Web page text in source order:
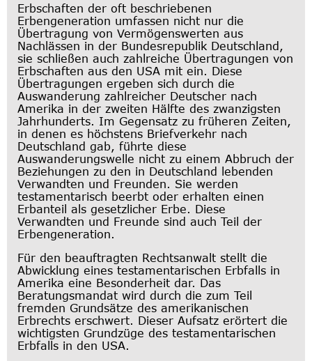
Erbschaften der oft beschriebenen
Erbengeneration umfassen nicht nur die
Übertragung von Vermögenswerten aus
Nachlässen in der Bundesrepublik Deutschland,
sie schließen auch zahlreiche Übertragungen von
Erbschaften aus den USA mit ein. Diese
Übertragungen ergeben sich durch die
Auswanderung zahlreicher Deutscher nach
Amerika in der zweiten Hälfte des zwanzigsten
Jahrhunderts. Im Gegensatz zu früheren Zeiten,
in denen es höchstens Briefverkehr nach
Deutschland gab, führte diese
Auswanderungswelle nicht zu einem Abbruch der
Beziehungen zu den in Deutschland lebenden
Verwandten und Freunden. Sie werden
testamentarisch beerbt oder erhalten einen
Erbanteil als gesetzlicher Erbe. Diese
Verwandten und Freunde sind auch Teil der
Erbengeneration.
Für den beauftragten Rechtsanwalt stellt die
Abwicklung eines testamentarischen Erbfalls in
Amerika eine Besonderheit dar. Das
Beratungsmandat wird durch die zum Teil
fremden Grundsätze des amerikanischen
Erbrechts erschwert. Dieser Aufsatz erörtert die
wichtigsten Grundzüge des testamentarischen
Erbfalls in den USA.